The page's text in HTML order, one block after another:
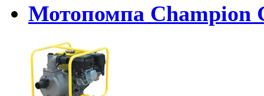
Мотопомпа Champion